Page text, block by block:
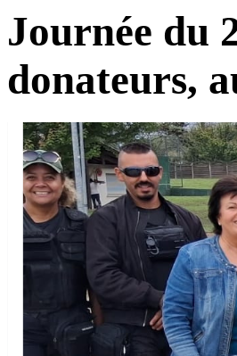
Journée du
donateurs,